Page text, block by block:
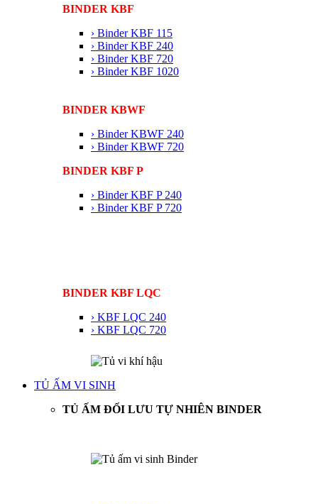
BINDER KBF
› Binder KBF 115
› Binder KBF 240
› Binder KBF 720
› Binder KBF 1020
BINDER KBWF
› Binder KBWF 240
› Binder KBWF 720
BINDER KBF P
› Binder KBF P 240
› Binder KBF P 720
BINDER KBF LQC
› KBF LQC 240
› KBF LQC 720
TỦ ẤM VI SINH
TỦ ẤM ĐỐI LƯU TỰ NHIÊN BINDER